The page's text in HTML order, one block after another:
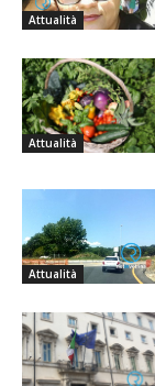
Attualità
Attualità
Attualità